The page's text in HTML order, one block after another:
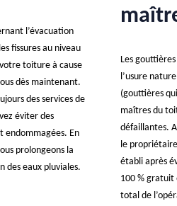
l’évacuation
fissures au niveau
toiture à cause
dès maintenant.
des services de
éviter des
endommagées. En
prolongeons la
des eaux pluviales.
Les
l’usure
(gouttières
maîtres du
défaillantes.
le
établi après
100 % gratuit
total de